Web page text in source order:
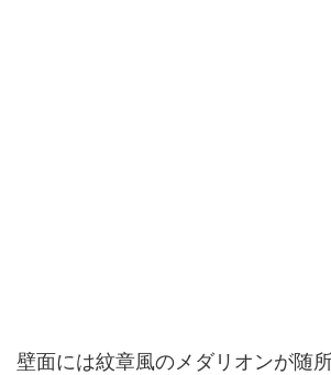
壁面には紋章風のメダリオンが随